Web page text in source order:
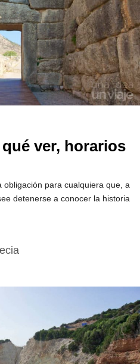
ver, horarios
para cualquiera que, a
detenerse a conocer la historia